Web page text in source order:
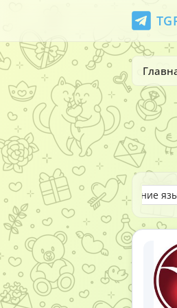
Словесные Изучение